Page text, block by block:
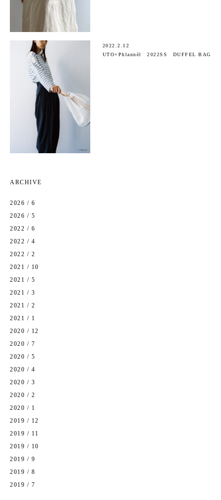
2022.2.12
UTO×Phlannèl 2022SS DUFFEL BAG
ARCHIVE
2026 / 6
2026 / 5
2022 / 6
2022 / 4
2022 / 2
2021 / 10
2021 / 5
2021 / 3
2021 / 2
2021 / 1
2020 / 12
2020 / 7
2020 / 5
2020 / 4
2020 / 3
2020 / 2
2020 / 1
2019 / 12
2019 / 11
2019 / 10
2019 / 9
2019 / 8
2019 / 7